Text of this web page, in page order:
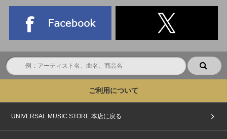
別永住者証明書または在留カード、【5】マイナンバーカード (※通知カー
ドは不可)を必ずお持ちください。
※上記以外のご本人様確認書類をお持ちいただいても、ご参加いただくこと
はできません。
利をお持ちでも、当イベントへの参加は一切お断りいたします。また今後開
催するイベントへの参加も一切できなくなりますのでご注意ください。
※顔写真の有無に関係なく、学校より学生証・生徒手帳・生徒証明書・身分
証明書が発行されない学生は、必ず上記で指定されている【1】～【5】の
中から『顔写真付きの指定身分証』を1点ご用意ください。
※主催者が指定する『顔写真付きの指定身分証明書』は、イベント当日まで
ご利用について
UNIVERSAL MUSIC STORE 本店に戻る